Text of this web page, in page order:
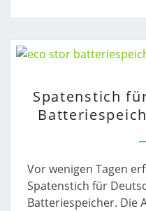
Spatenstich
Vor wenigen Tagen
Spatenstich für
Batteriespeicher. Die